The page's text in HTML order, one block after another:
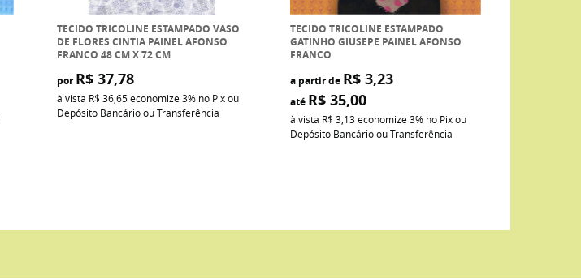
TECIDO TRICOLINE ESTAMPADO VASO
DE FLORES CINTIA PAINEL AFONSO
FRANCO 48 CM X 72 CM
por R$ 37,78
à vista R$ 36,65economize3% no Pix ou
Depósito Bancário ou Transferência
TECIDO TRICOLINE ESTAMPADO
GATINHO GIUSEPE PAINEL AFONSO
FRANCO
a partir de R$ 3,23
até R$ 35,00
à vista R$ 3,13economize3% no Pix ou
Depósito Bancário ou Transferência